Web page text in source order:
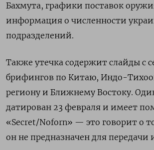
Бахмута, графики поставок
информация о численности
подразделений.
Также утечка содержит слайды с
брифингов по Китаю, Индо-
региону и Ближнему Востоку.
датирован 23 февраля и имеет
«Secret/Noforn» — это говорит о
он не предназначен для